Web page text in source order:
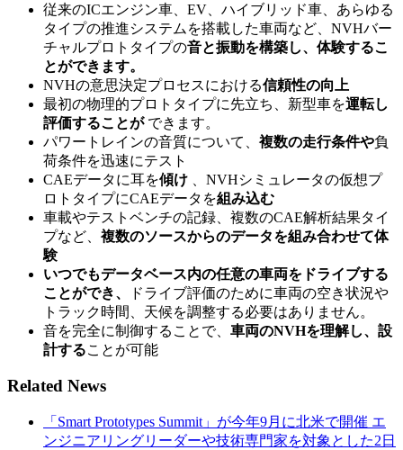
従来のICエンジン車、EV、ハイブリッド車、あらゆる
タイプの推進システムを搭載した車両など、NVHバー
チャルプロトタイプの音と振動を構築し、体験するこ
とができます。
NVHの意思決定プロセスにおける信頼性の向上
最初の物理的プロトタイプに先立ち、新型車を運転し
評価することが できます。
パワートレインの音質について、 複数の走行条件や負
荷条件を迅速にテスト
CAEデータに耳を傾け
、NVHシミュレータの仮想プ
ロトタイプにCAEデータを組み込む
車載やテストベンチの記録、複数のCAE解析結果タイ
プなど、 複数のソースからのデータを組み合わせて体
験
いつでもデータベース内の任意の車両をドライブする
ことができ、
ドライブ評価のために車両の空き状況や
トラック時間、天候を調整する必要はありません。
音を完全に制御することで、 車両のNVHを理解し、設
計することが可能
Related News
「Smart Prototypes Summit」が今年9月に北米で開催 エ
ンジニアリングリーダーや技術専門家を対象とした2日